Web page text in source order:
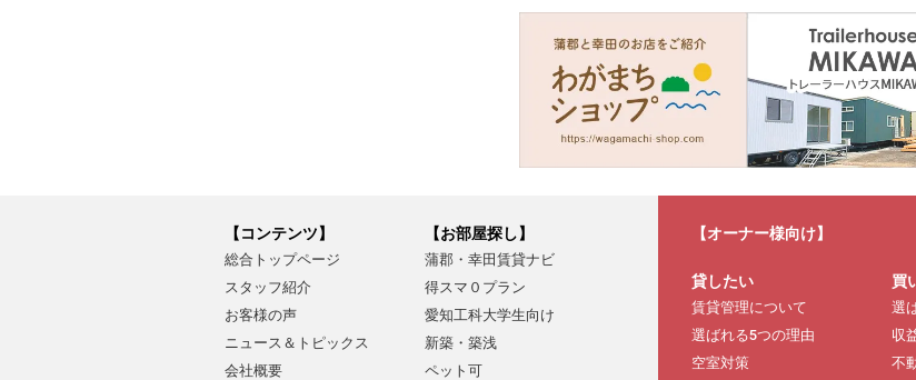
【コンテンツ】
総合トップページ
スタッフ紹介
お客様の声
ニュース＆トピックス
会社概要
【お部屋探し】
蒲郡・幸田賃貸ナビ
得スマ０プラン
愛知工科大学生向け
新築・築浅
ペット可
【オーナー様向け】
貸したい
賃貸管理について
選ばれる5つの理由
空室対策
買
選
収
不